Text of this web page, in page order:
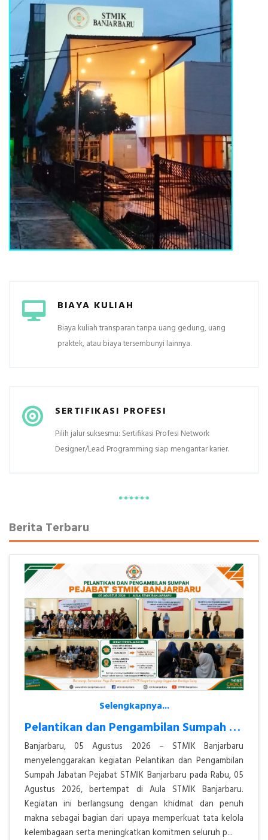
BIAYA KULIAH
Biaya kuliah transparan tanpa uang gedung, uang
praktek, atau biaya tersembunyi lainnya.
SERTIFIKASI PROFESI
Pilih jalur suksesmu: Sertifikasi Profesi Network
Designer/Lead Programming siap mengantar karier.
Berita Terbaru
Selengkapnya...
Pelantikan dan Pengambilan Sumpah Jabatan Pejabat STMIK Banjarbaru Ber
Banjarbaru, 05 Agustus 2026 – STMIK Banjarbaru
menyelenggarakan kegiatan Pelantikan dan Pengambilan
Sumpah Jabatan Pejabat STMIK Banjarbaru pada Rabu, 05
Agustus 2026, bertempat di Aula STMIK Banjarbaru.
Kegiatan ini berlangsung dengan khidmat dan penuh
makna sebagai bagian dari upaya memperkuat tata kelola
kelembagaan serta meningkatkan komitmen seluruh p...